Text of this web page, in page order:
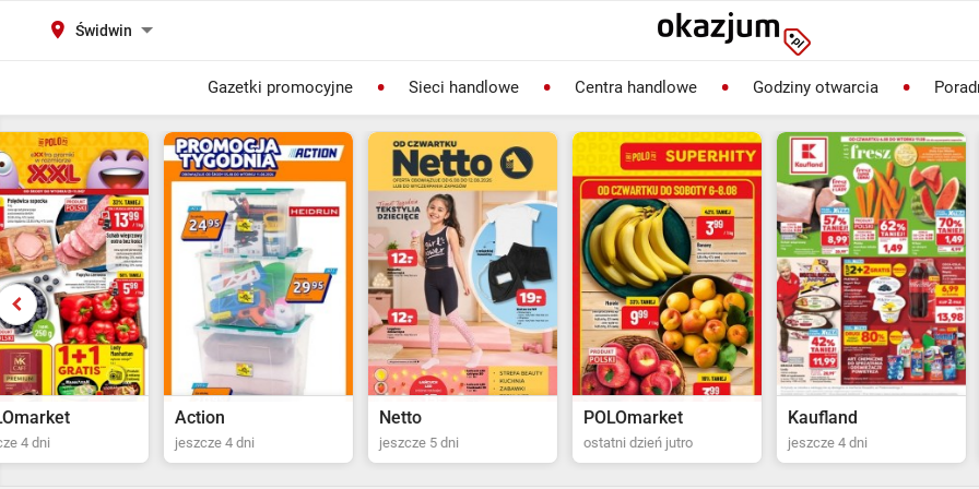
Świdwin
Gazetki promocyjne Sieci handlowe Centra handlowe Godziny otwarcia
Action
jeszcze 4 dni
Netto
jeszcze 5 dni ostatni dzień jutro
Kaufland
jeszcze 4 dni
Biedronka
ostatni dzień jutro